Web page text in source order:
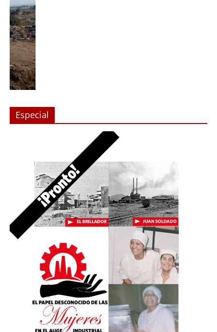
Especial